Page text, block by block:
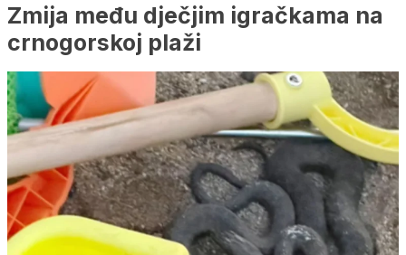
Zmija među dječjim igračkama na
crnogorskoj plaži